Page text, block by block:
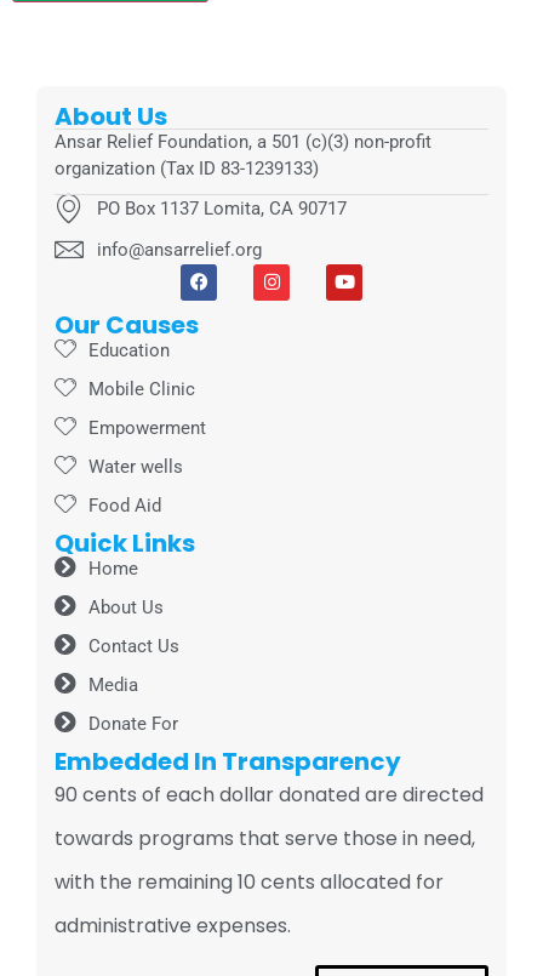
About Us
Ansar Relief Foundation, a 501 (c)(3) non-profit
organization (Tax ID 83-1239133)
PO Box 1137 Lomita, CA 90717
info@ansarrelief.org
Our Causes
Education
Mobile Clinic
Empowerment
Water wells
Food Aid
Quick Links
Home
About Us
Contact Us
Media
Donate For
Embedded In Transparency
90 cents of each dollar donated are directed
towards programs that serve those in need,
with the remaining 10 cents allocated for
administrative expenses.